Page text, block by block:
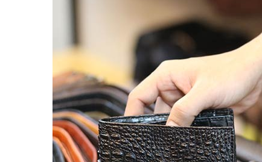
Cặp da cán bộ
Cặp xách nam da bò
Túi da nam
Túi đeo chéo nam
Túi Bao Tử Nam Da Thật
Túi đeo chéo mini
Túi đựng iPad mini